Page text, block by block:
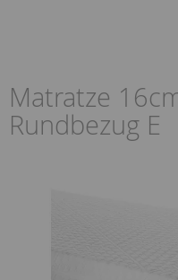
Matratze
Rundbezug E